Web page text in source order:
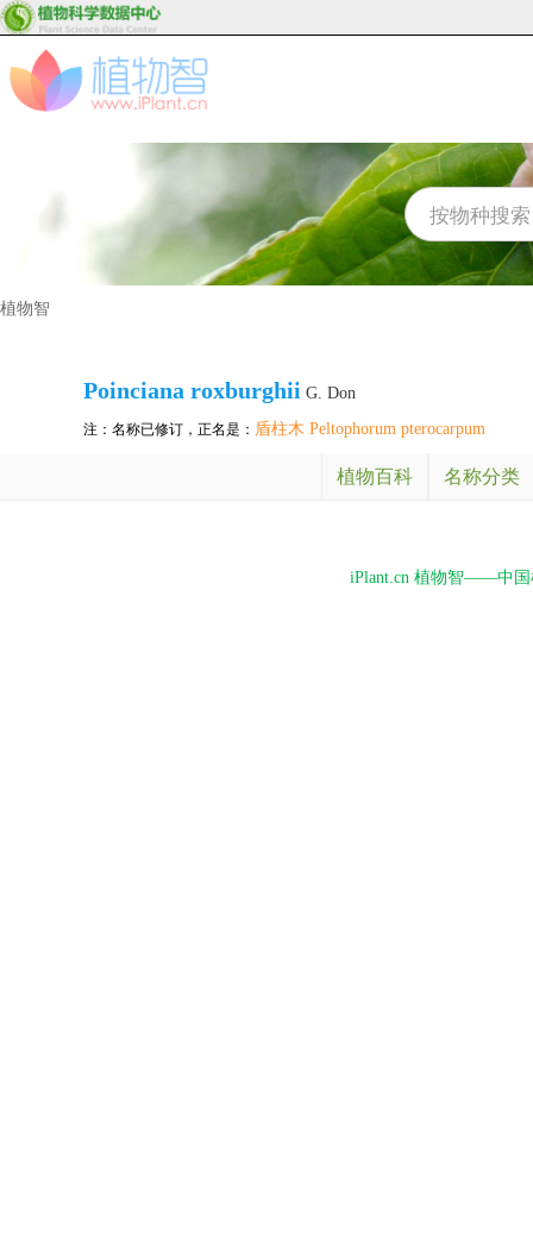
植物智
Poinciana roxburghii G. Don
注：名称已修订，正名是： 盾柱木 Peltophorum pterocarpum
植物百科 名称分类
iPlant.cn 植物智——中国